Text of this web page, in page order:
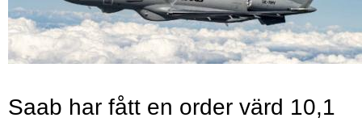
Saab har fått en order värd 10,1